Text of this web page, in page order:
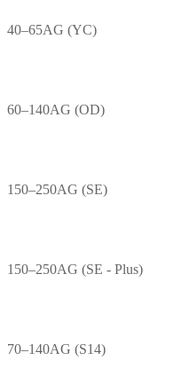
40–65AG (YC)
60–140AG (OD)
150–250AG (SE)
150–250AG (SE - Plus)
70–140AG (S14)